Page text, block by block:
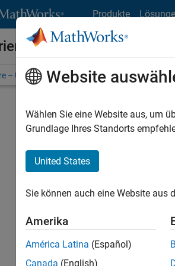
Produkte
bei MathWorks
– Übersicht Stellensuche
FILTER:
Stellen
Es
Region
Website
Wählen Sie eine Website aus, um
Grundlage Ihres Standorts
United States
Sie können auch eine Website aus
Amerika
América Latina (Español)
Canada (English)